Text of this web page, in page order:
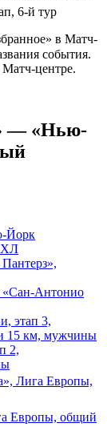
6-й тур
в Матч-
события.
Матч-центре.
— «Нью-
Йорк
«Сан-Антонио
этап 3,
15 км, мужчины
2,
Лига Европы,
Европы, общий